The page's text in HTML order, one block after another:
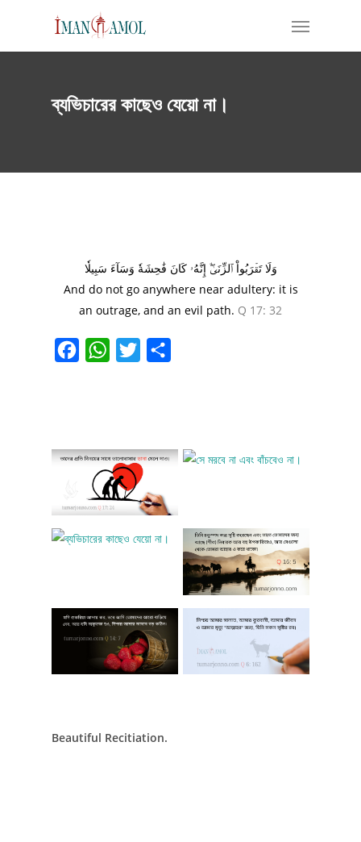
main
Menu
ব্যভিচারের কাছেও যেয়ো না।
وَلَا تَقۡرَبُواْ ٱلزِّنَىٰٓۖ إِنَّهُۥ كَانَ فَٰحِشَةٗ وَسَآءَ سَبِيلٗا
And do not go anywhere near adultery: it is
an outrage, and an evil path. Q 17: 32
FacebookWhatsApp
Twitter
Beautiful Recitiation.